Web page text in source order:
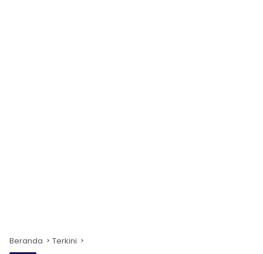
Beranda Terkini